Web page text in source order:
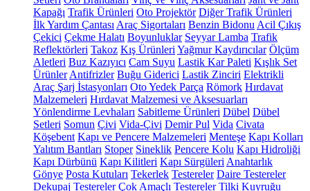
Kapağı Trafik Ürünleri Oto Projektör Diğer Trafik Ürünleri
İlk Yardım Çantası Araç Sigortaları Benzin Bidonu Acil Çıkış
Çekici Çekme Halatı Boyunluklar Seyyar Lamba Trafik
Reflektörleri Takoz Kış Ürünleri Yağmur Kaydırıcılar Ölçüm
Aletleri Buz Kazıyıcı Cam Suyu Lastik Kar Paleti Kışlık Set
Ürünler Antifrizler Buğu Giderici Lastik Zinciri Elektrikli
Araç Şarj İstasyonları Oto Yedek Parça Römork Hırdavat
Malzemeleri Hırdavat Malzemesi ve Aksesuarları
Yönlendirme Levhaları Sabitleme Ürünleri Dübel Dübel
Setleri Somun Çivi Vida-Çivi Demir Pul Vida Civata
Köşebent Kapı ve Pencere Malzemeleri Menteşe Kapı Kolları
Yalıtım Bantları Stoper Sineklik Pencere Kolu Kapı Hidroliği
Kapı Dürbünü Kapı Kilitleri Kapı Sürgüleri Anahtarlık
Gönye Posta Kutuları Tekerlek Testereler Daire Testereler
Dekupaj Testereler Çok Amaçlı Testereler Tilki Kuyruğu